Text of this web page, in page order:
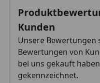
Kunden
Unsere Bewertungen
Bewertungen von
bei uns gekauft
gekennzeichnet.